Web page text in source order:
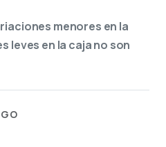
menores en la
leves en la caja no son